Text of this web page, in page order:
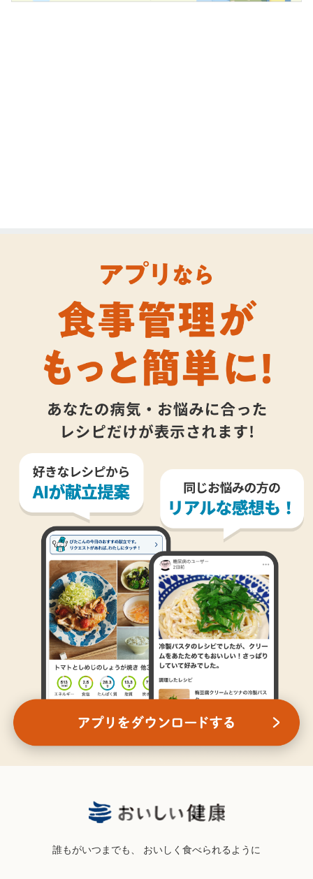
誰もがいつまでも、 おいしく食べられるように